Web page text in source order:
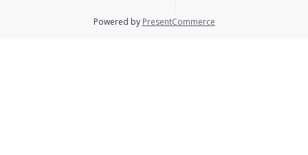
Powered by PresentCommerce